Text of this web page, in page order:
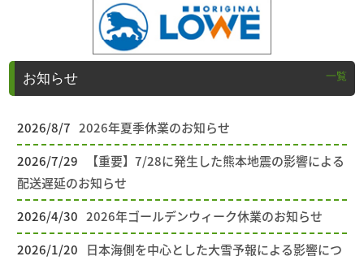
お知らせ 一覧
2026/8/7 2026年夏季休業のお知らせ
2026/7/29
【重要】7/28に発生した熊本地震の影響による
配送遅延のお知らせ
2026/4/30 2026年ゴールデンウィーク休業のお知らせ
2026/1/20
日本海側を中心とした大雪予報による影響につ